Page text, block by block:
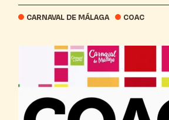
CARNAVAL DE MÁLAGA COAC